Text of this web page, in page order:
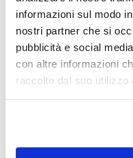
informazioni sul modo
nostri partner che si
pubblicità e social
con altre informazioni
raccolto dal suo utilizzo
2017 GLOBAL